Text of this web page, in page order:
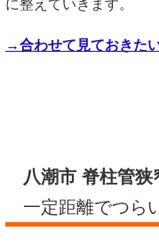
に整えていきます。
→合わせて見ておきた
八潮市 脊柱管狭
一定距離でつら